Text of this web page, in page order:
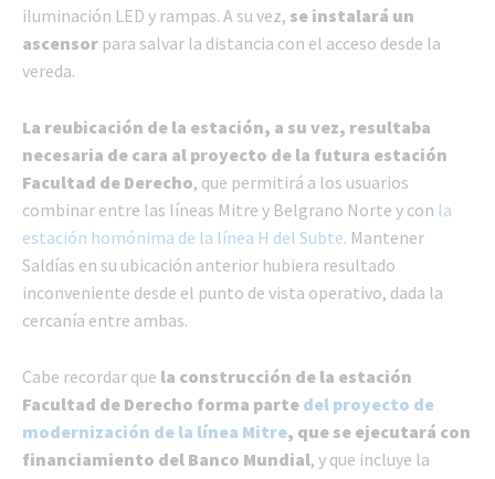
iluminación LED y rampas. A su vez, se instalará un
ascensor para salvar la distancia con el acceso desde la
vereda.
La reubicación de la estación, a su vez, resultaba
necesaria de cara al proyecto de la futura estación
Facultad de Derecho, que permitirá a los usuarios
combinar entre las líneas Mitre y Belgrano Norte y con la
estación homónima de la línea H del Subte. Mantener
Saldías en su ubicación anterior hubiera resultado
inconveniente desde el punto de vista operativo, dada la
cercanía entre ambas.
Cabe recordar que la construcción de la estación
Facultad de Derecho forma parte del proyecto de
modernización de la línea Mitre, que se ejecutará con
financiamiento del Banco Mundial, y que incluye la